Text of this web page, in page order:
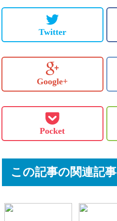
Twitter
Google+
Pocket
この記事の関連記事